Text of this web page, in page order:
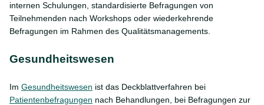
internen Schulungen, standardisierte Befragungen von
Teilnehmenden nach Workshops oder wiederkehrende
Befragungen im Rahmen des Qualitätsmanagements.
Gesundheitswesen
Im Gesundheitswesen ist das Deckblattverfahren bei
Patientenbefragungen nach Behandlungen, bei Befragungen zur